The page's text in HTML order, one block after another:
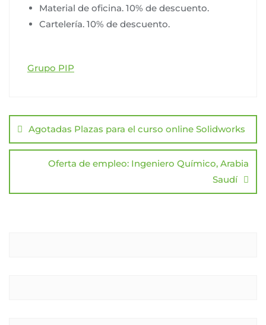
Material de oficina. 10% de descuento.
Cartelería. 10% de descuento.
Grupo PIP
de
entradas
Agotadas Plazas para el curso online Solidworks
Oferta de empleo: Ingeniero Químico, Arabia
Saudí